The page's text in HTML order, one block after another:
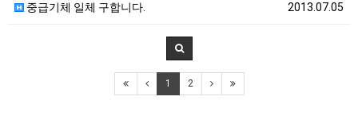
2013.07.05
중급기체 일체 구합니다.
1 2